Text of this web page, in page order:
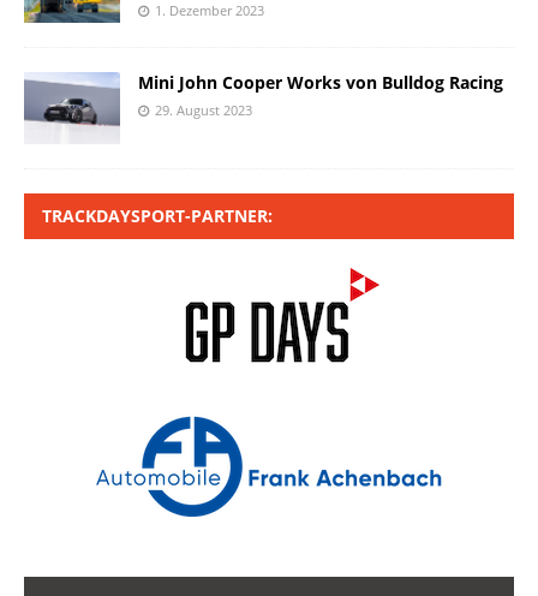
1. Dezember 2023
Mini John Cooper Works von Bulldog Racing
29. August 2023
TRACKDAYSPORT-PARTNER: